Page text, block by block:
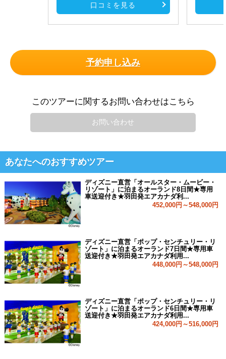
口コミを見る
予約申し込み
このツアーに関するお問い合わせはこちら
お問い合わせ
あなたへのおすすめツアー
ディズニー直営「オールスター・ムービー・
リゾート」に泊まるオーランド8日間★専用
車送迎付き★羽田発エアカナダ利...
452,000円～548,000円
ディズニー直営「ポップ・センチュリー・リ
ゾート」に泊まるオーランド7日間★専用車
送迎付き★羽田発エアカナダ利用...
448,000円～548,000円
ディズニー直営「ポップ・センチュリー・リ
ゾート」に泊まるオーランド6日間★専用車
送迎付き★羽田発エアカナダ利用...
424,000円～516,000円